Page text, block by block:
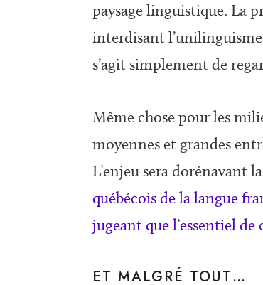
paysage linguistique. La
interdisant
s’agit simplement de
Même chose pour les
moyennes et grandes
L’enjeu sera dorénavant
québécois de la langue
jugeant que l’essentiel
ET MALGRÉ TOUT…